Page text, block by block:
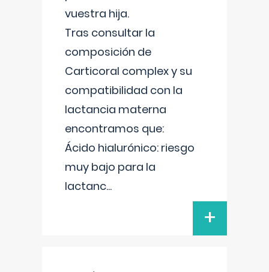
vuestra hija.
Tras consultar la
composición de
Carticoral complex y su
compatibilidad con la
lactancia materna
encontramos que:
Ácido hialurónico: riesgo
muy bajo para la
lactanc...
+